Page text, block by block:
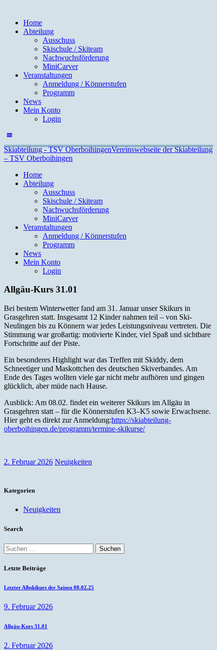
Home
Abteilung
Ausschuss
Skischule / Skiteam
Nachwuchsförderung
MiniCarver
Veranstaltungen
Anmeldung / Könnerstufen
Programm
News
Mein Konto
Login
Skiabteilung - TSV OberboihingenVereinswebseite der Skiabteilung
– TSV Oberboihingen
Home
Abteilung
Ausschuss
Skischule / Skiteam
Nachwuchsförderung
MiniCarver
Veranstaltungen
Anmeldung / Könnerstufen
Programm
News
Mein Konto
Login
Allgäu-Kurs 31.01
Bei bestem Winterwetter fand am 31. Januar unser Skikurs in
Grasgehren statt. Insgesamt 12 Kinder nahmen teil – von Ski-
Neulingen bis zu Könnern war jedes Leistungsniveau vertreten. Die
Stimmung war großartig: motivierte Kinder, viel Spaß und sichtbare
Fortschritte auf der Piste.
Ein besonderes Highlight war das Treffen mit Skiddy, dem
Schneetiger und Maskottchen des deutschen Skiverbandes. Am
Ende des Tages wollten viele gar nicht mehr aufhören und gingen
glücklich, aber müde nach Hause.
Ausblick: Am 08.02. findet ein weiterer Skikurs im Allgäu in
Grasgehren statt – für die Könnerstufen K3–K5 sowie Erwachsene.
Hier geht es direkt zur Anmeldung:https://skiabteilung-
oberboihingen.de/programm/termine-skikurse/
2. Februar 2026 Neuigkeiten
Kategorien
Neuigkeiten
Search
Suchen
nach:
Letzte Beiträge
Letzter Albskikurs der Saison 08.02.25
9. Februar 2026
Allgäu-Kurs 31.01
2. Februar 2026